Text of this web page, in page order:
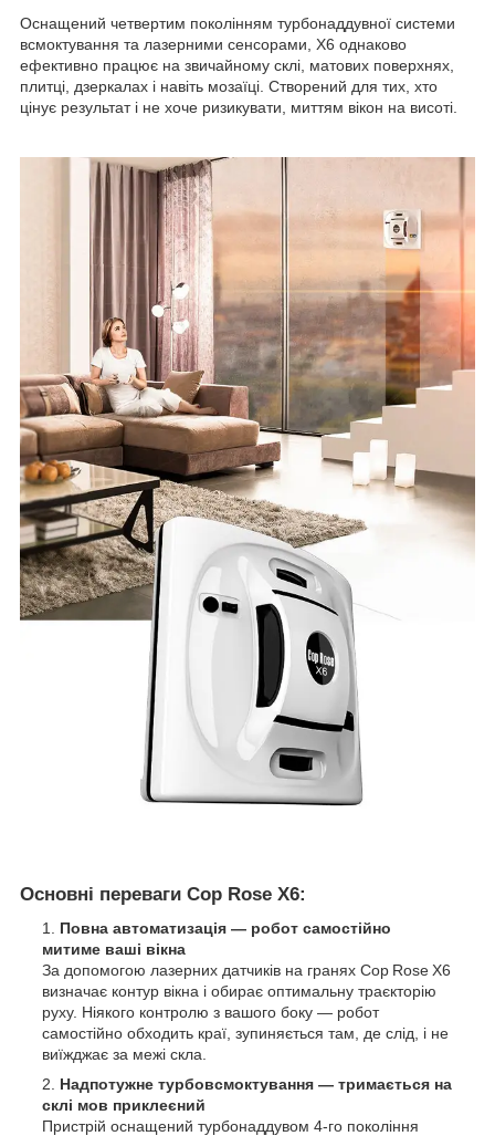
Оснащений четвертим поколінням турбонаддувної системи
всмоктування та лазерними сенсорами, X6 однаково
ефективно працює на звичайному склі, матових поверхнях,
плитці, дзеркалах і навіть мозаїці. Створений для тих, хто
цінує результат і не хоче ризикувати, миттям вікон на висоті.
Основні переваги Cop Rose X6:
Повна автоматизація — робот самостійно
митиме ваші вікна
За допомогою лазерних датчиків на гранях Cop Rose X6
визначає контур вікна і обирає оптимальну траєкторію
руху. Ніякого контролю з вашого боку — робот
самостійно обходить краї, зупиняється там, де слід, і не
виїжджає за межі скла.
Надпотужне турбовсмоктування — тримається на
склі мов приклеєний
Пристрій оснащений турбонаддувом 4-го покоління